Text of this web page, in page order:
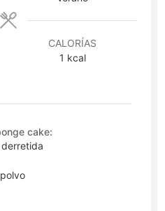
CALORÍAS
1 kcal
cake: